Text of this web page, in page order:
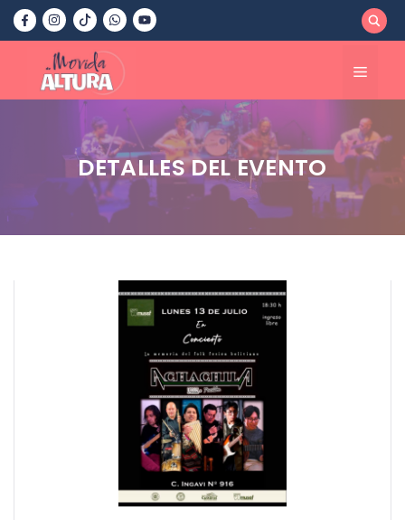
Saltar
contenido
Menú
DETALLES DEL EVENTO